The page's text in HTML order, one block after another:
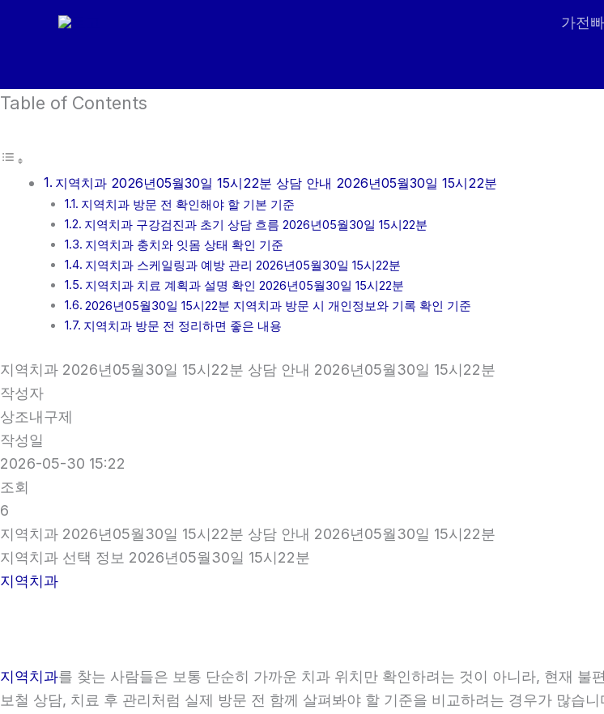
건
뛰
가전
Table of Contents
지역치과 2026년05월30일 15시22분 상담 안내 2026년05월30일 15시22분
지역치과 방문 전 확인해야 할 기본 기준
지역치과 구강검진과 초기 상담 흐름 2026년05월30일 15시22분
지역치과 충치와 잇몸 상태 확인 기준
지역치과 스케일링과 예방 관리 2026년05월30일 15시22분
지역치과 치료 계획과 설명 확인 2026년05월30일 15시22분
2026년05월30일 15시22분 지역치과 방문 시 개인정보와 기록 확인 기준
지역치과 방문 전 정리하면 좋은 내용
지역치과 2026년05월30일 15시22분 상담 안내 2026년05월30일 15시22분
작성자
상조내구제
작성일
2026-05-30 15:22
조회
6
지역치과 2026년05월30일 15시22분 상담 안내 2026년05월30일 15시22분
지역치과 선택 정보 2026년05월30일 15시22분
지역치과
지역치과를 찾는 사람들은 보통 단순히 가까운 치과 위치만 확인하려는 것이 아니라, 현재
보철 상담, 치료 후 관리처럼 실제 방문 전 함께 살펴봐야 할 기준을 비교하려는 경우가 많습